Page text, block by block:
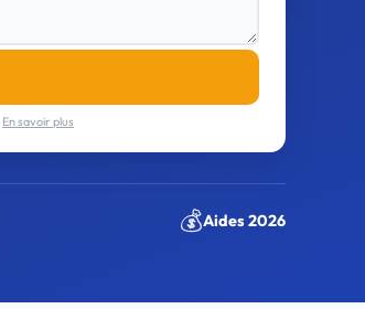
En savoir plus
💰Aides 2026